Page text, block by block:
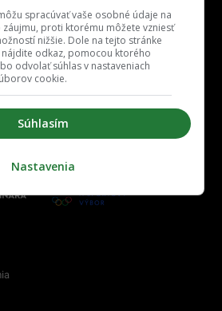
Odzadu.sk
Receptik.sk
spracúvať vaše osobné údaje na
proti ktorému môžete vzniesť
nižšie. Dole na tejto stránke
odkaz, pomocou ktorého
odvolať súhlas v nastaveniach
cookie.
Súhlasím
Nastavenia